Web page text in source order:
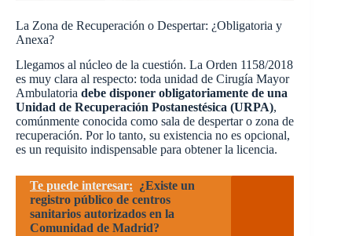
La Zona de Recuperación o Despertar: ¿Obligatoria y
Anexa?
Llegamos al núcleo de la cuestión. La Orden 1158/2018
es muy clara al respecto: toda unidad de Cirugía Mayor
Ambulatoria debe disponer obligatoriamente de una
Unidad de Recuperación Postanestésica (URPA),
comúnmente conocida como sala de despertar o zona de
recuperación. Por lo tanto, su existencia no es opcional,
es un requisito indispensable para obtener la licencia.
Te puede interesar: ¿Existe un
registro público de centros
sanitarios autorizados en la
Comunidad de Madrid?